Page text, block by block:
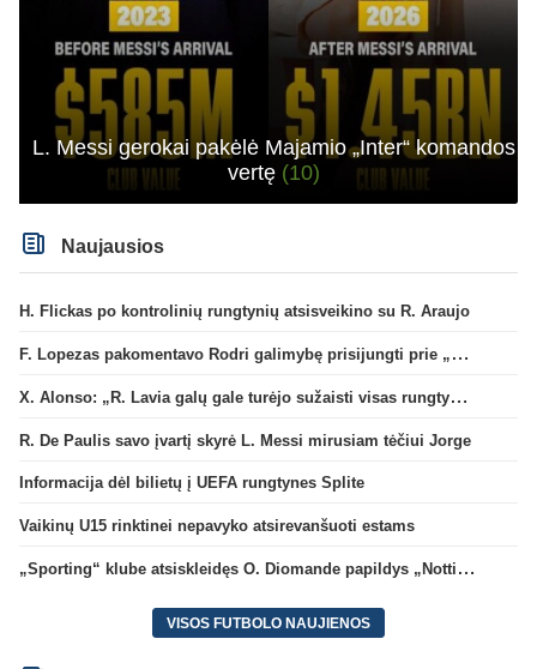
L. Messi gerokai pakėlė Majamio „Inter“ komandos
vertę (10)
Naujausios
H. Flickas po kontrolinių rungtynių atsisveikino su R. Araujo
F. Lopezas pakomentavo Rodri galimybę prisijungti prie „Barcelona“ ekipos
X. Alonso: „R. Lavia galų gale turėjo sužaisti visas rungtynes“
R. De Paulis savo įvartį skyrė L. Messi mirusiam tėčiui Jorge
Informacija dėl bilietų į UEFA rungtynes Splite
Vaikinų U15 rinktinei nepavyko atsirevanšuoti estams
„Sporting“ klube atsiskleidęs O. Diomande papildys „Nottingham“ gretas
VISOS FUTBOLO NAUJIENOS